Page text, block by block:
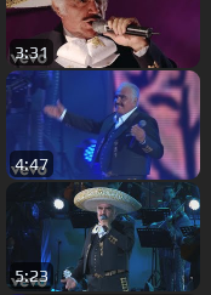
3:31
4:47
5:23